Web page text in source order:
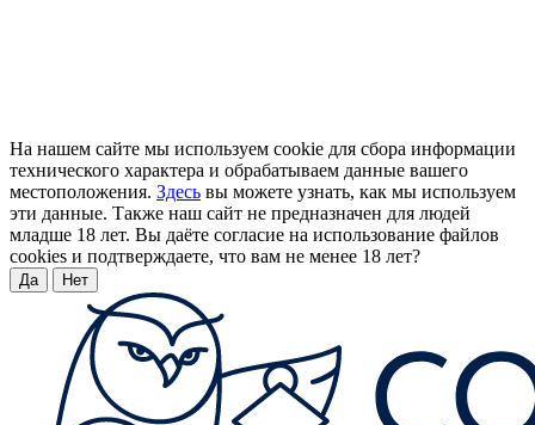
На нашем сайте мы используем cookie для сбора информации
технического характера и обрабатываем данные вашего
местоположения. Здесь вы можете узнать, как мы используем
эти данные. Также наш сайт не предназначен для людей
младше 18 лет. Вы даёте согласие на использование файлов
cookies и подтверждаете, что вам не менее 18 лет?
Да Нет